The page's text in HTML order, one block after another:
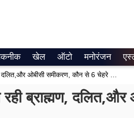
खेल ऑटो मनोरंजन
रही ब्राह्मण,